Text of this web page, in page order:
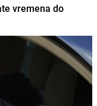
vremena do